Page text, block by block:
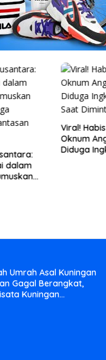
dalam
Viral!
Oknum
Diduga
1, 2026
Umrah Asal Kuningan
Gagal Berangkat,
Kuningan